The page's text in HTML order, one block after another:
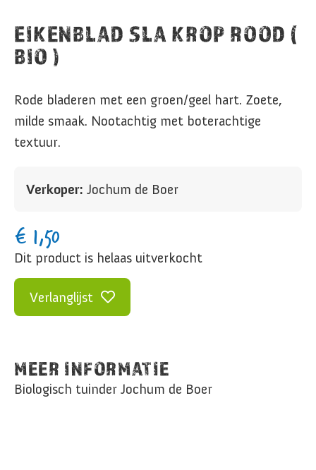
EIKENBLAD SLA KROP ROOD (
BIO )
Rode bladeren met een groen/geel hart. Zoete,
milde smaak. Nootachtig met boterachtige
textuur.
Verkoper: Jochum de Boer
€ 1,50
Dit product is helaas uitverkocht
Verlanglijst
MEER INFORMATIE
Biologisch tuinder Jochum de Boer